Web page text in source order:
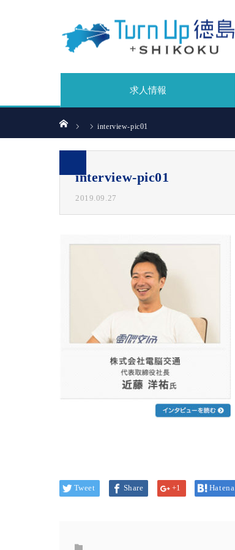
求人情報
ホーム interview-pic01
interview-pic01
2019.09.27
Tweet Share +1 Hatena